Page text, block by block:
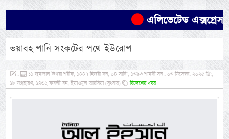
এলিভেটেড
ভয়াবহ পানি সংকটের পথে ইউরোপ
,
১১ জুমাদাল ঊখরা শরীফ, ১৪৪৭ হিজরী সন, ০৪ সাবি’, ১৩৯৩ শামসী সন , ০৩ ডিসেম্বর, ২০২৫ খ্রি:,
১৮ অগ্রহায়ণ, ১৪৩২ ফসলী সন, ইয়াওমুল আরবিয়া (বুধবার)
বিদেশের খবর